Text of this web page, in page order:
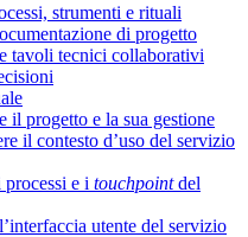
strumenti e rituali
di progetto
tavoli tecnici collaborativi
il progetto e la sua gestione
il contesto d’uso del servizio
e i touchpointdel
utente del servizio